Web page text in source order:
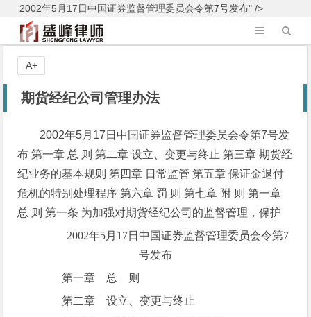
2002年5月17日中国证券监督管理委员会令第7号发布" />
期货经纪公司管理办法
2002年5月17日中国证券监督管理委员会令第7号发
布 第一章 总 则 第二章 设立、变更与终止 第三章 期货经
纪业务的基本规则 第四章 日常监管 第五章 保证金退付
危机的特别处理程序 第六章 罚 则 第七章 附 则 第一章
总 则 第一条 为加强对期货经纪公司的监督管理，保护
2002年5月17日中国证券监督管理委员会令第7
号发布
第一章 总 则
第二章 设立、变更与终止
A+